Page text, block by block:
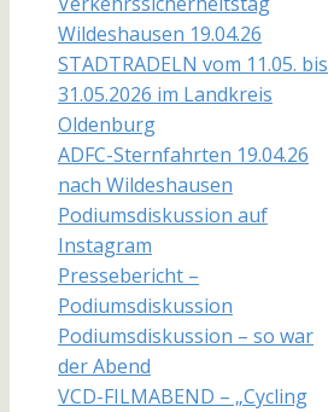
Wildeshausen 19.04.26
STADTRADELN vom 11.05. bis
31.05.2026 im Landkreis
Oldenburg
ADFC-Sternfahrten 19.04.26
nach Wildeshausen
Podiumsdiskussion auf
Instagram
Pressebericht –
Podiumsdiskussion
Podiumsdiskussion – so war
der Abend
VCD-FILMABEND – „Cycling